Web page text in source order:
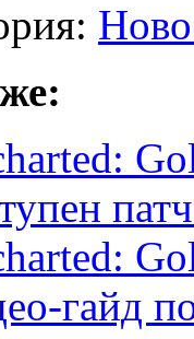
гайд